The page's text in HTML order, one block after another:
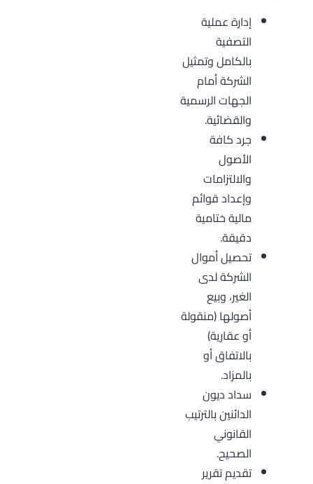
إدارة عملية
التصفية
بالكامل وتمثيل
الشركة أمام
الجهات الرسمية
والقضائية.
جرد كافة
الأصول
والالتزامات
وإعداد قوائم
مالية ختامية
دقيقة.
تحصيل أموال
الشركة لدى
الغير، وبيع
أصولها (منقولة
أو عقارية)
بالاتفاق أو
بالمزاد.
سداد ديون
الدائنين بالترتيب
القانوني
الصحيح.
تقديم تقرير